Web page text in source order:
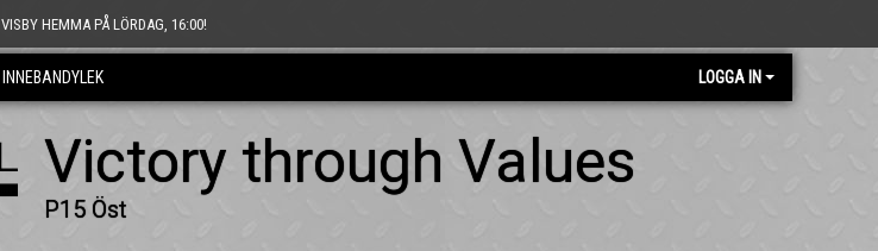
VISBY HEMMA PÅ LÖRDAG, 16:00!
INNEBANDYLEK LOGGA IN
Victory through Values
P15 Öst